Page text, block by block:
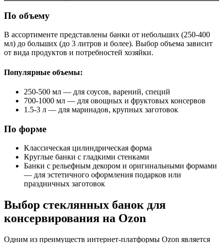
По объему
В ассортименте представлены банки от небольших (250-400
мл) до больших (до 3 литров и более). Выбор объема зависит
от вида продуктов и потребностей хозяйки.
Популярные объемы:
250-500 мл — для соусов, варений, специй
700-1000 мл — для овощных и фруктовых консервов
1.5-3 л — для маринадов, крупных заготовок
По форме
Классическая цилиндрическая форма
Круглые банки с гладкими стенками
Банки с рельефным декором и оригинальными формами
— для эстетичного оформления подарков или
праздничных заготовок
Выбор стеклянных банок для
консервирования на Ozon
Одним из преимуществ интернет-платформы Ozon является